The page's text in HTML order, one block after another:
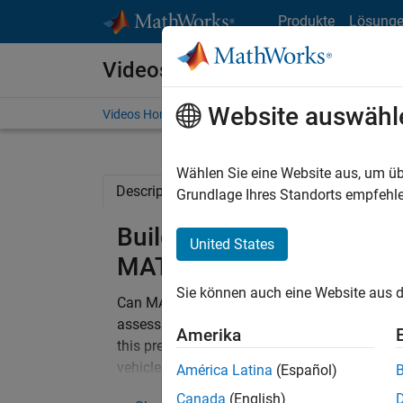
Produkte
Videos
Videos Home Search
Description Related Resources
Building a Big
MATLAB
Can MATLAB®scale up and meet
assess the capability and limitations,
this presentation, Arvind summarizes the
vehicle fleet test data analytics system,
data for different use cases. Highlights
Website
Wählen Sie eine Website aus, um
Grundlage Ihres Standorts
United States
Sie können auch eine Website aus
Amerika
América Latina (Español)
Canada (English)